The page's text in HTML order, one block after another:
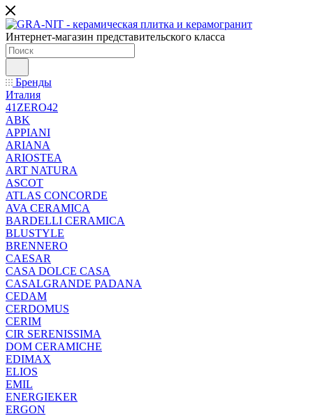
Интернет-магазин представительского класса
Бренды
Италия
41ZERO42
ABK
APPIANI
ARIANA
ARIOSTEA
ART NATURA
ASCOT
ATLAS CONCORDE
AVA CERAMICA
BARDELLI CERAMICA
BLUSTYLE
BRENNERO
CAESAR
CASA DOLCE CASA
CASALGRANDE PADANA
CEDAM
CERDOMUS
CERIM
CIR SERENISSIMA
DOM CERAMICHE
EDIMAX
ELIOS
EMIL
ENERGIEKER
ERGON